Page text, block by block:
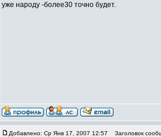
уже народу -более30 точно будет.
Добавлено: Ср Янв 17, 2007 12:57 Заголовок